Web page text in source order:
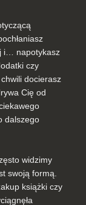
i… napotykasz
czy
docierasz
Cię od
dalszego
widzimy
swoją formą.
książki czy